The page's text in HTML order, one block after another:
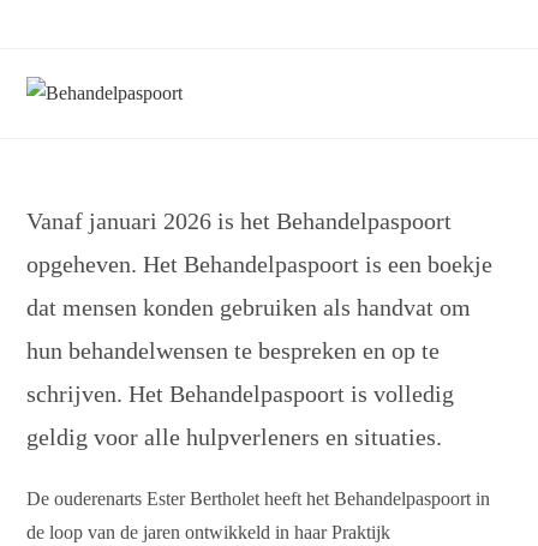
inhoud
Vanaf januari 2026 is het Behandelpaspoort
opgeheven. Het Behandelpaspoort is een boekje
dat mensen konden gebruiken als handvat om
hun behandelwensen te bespreken en op te
schrijven. Het Behandelpaspoort is volledig
geldig voor alle hulpverleners en situaties.
De ouderenarts Ester Bertholet heeft het Behandelpaspoort in
de loop van de jaren ontwikkeld in haar Praktijk